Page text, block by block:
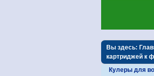
Вы здесь:
картриджей к
Кулеры для